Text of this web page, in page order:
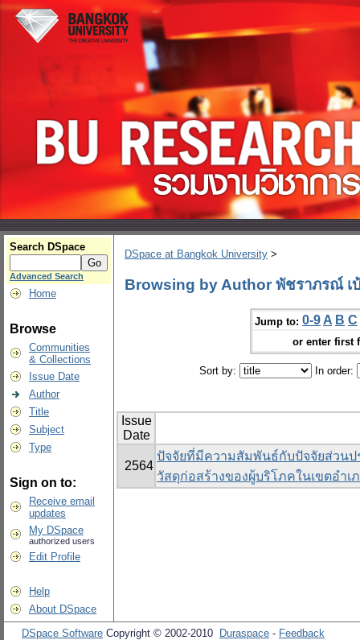
Search DSpace
Advanced Search
Home
Browse
Communities
& Collections
Issue Date
Author
Title
Subject
Type
Sign on to:
Receive email
updates
My DSpace
authorized users
Edit Profile
Help
About DSpace
DSpace at Bangkok University >
Browsing by Author พัชราภรณ์ เ
Jump to: 0-9 A B C
or enter first
Sort by: In order:
Issue
Date
2564
ปัจจัยที่มีความสัมพันธ์กับปัจจัยส่วน
วัสดุก่อสร้างของผู้บริโภคในเขตอำเ
DSpace Software Copyright © 2002-2010 Duraspace - Feedback